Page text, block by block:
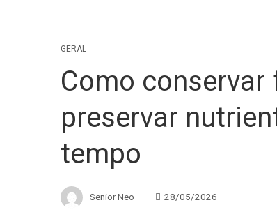
GERAL
Como
preservar
tempo
Senior Neo 28/05/2026